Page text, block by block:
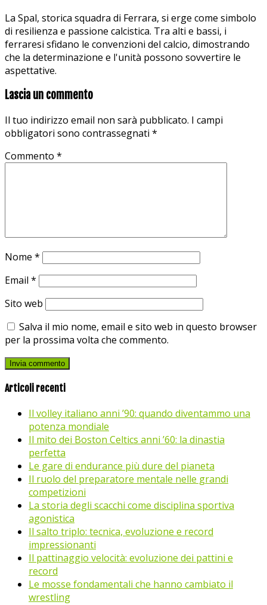
La Spal, storica squadra di Ferrara, si erge come simbolo
di resilienza e passione calcistica. Tra alti e bassi, i
ferraresi sfidano le convenzioni del calcio, dimostrando
che la determinazione e l'unità possono sovvertire le
aspettative.
Lascia un commento
Il tuo indirizzo email non sarà pubblicato. I campi
obbligatori sono contrassegnati *
Commento *
Nome *
Email *
Sito web
Salva il mio nome, email e sito web in questo browser
per la prossima volta che commento.
Articoli recenti
Il volley italiano anni ’90: quando diventammo una
potenza mondiale
Il mito dei Boston Celtics anni ’60: la dinastia
perfetta
Le gare di endurance più dure del pianeta
Il ruolo del preparatore mentale nelle grandi
competizioni
La storia degli scacchi come disciplina sportiva
agonistica
Il salto triplo: tecnica, evoluzione e record
impressionanti
Il pattinaggio velocità: evoluzione dei pattini e
record
Le mosse fondamentali che hanno cambiato il
wrestling